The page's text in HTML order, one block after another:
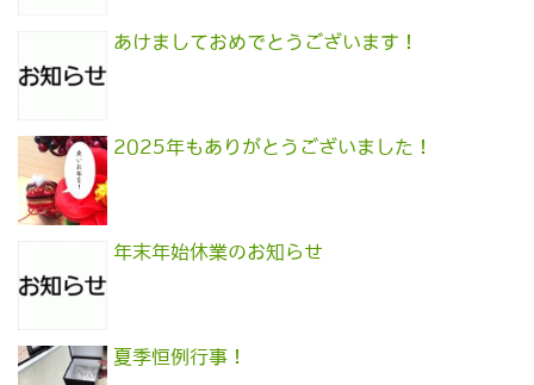
あけましておめでとうございます！
2025年もありがとうございました！
年末年始休業のお知らせ
夏季恒例行事！